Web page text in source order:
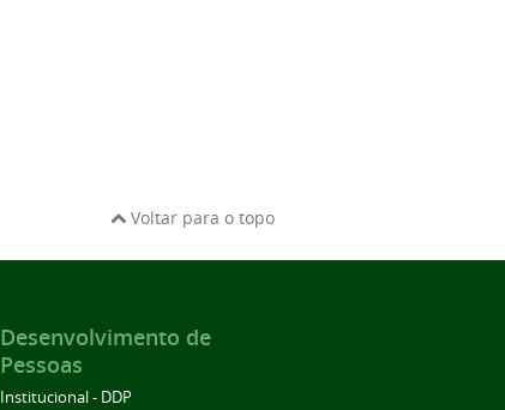
Voltar para o topo
Desenvolvimento de
Pessoas
Institucional - DDP